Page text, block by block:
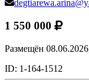
1 550 000
Размещён
ID: 1-164-1512